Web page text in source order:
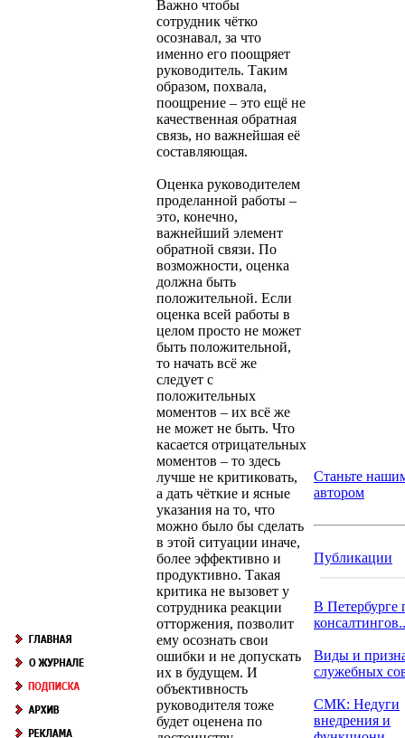
Важно чтобы
сотрудник чётко
осознавал, за что
именно его поощряет
руководитель. Таким
образом, похвала,
поощрение – это ещё не
качественная обратная
связь, но важнейшая её
составляющая.
Оценка руководителем
проделанной работы –
это, конечно,
важнейший элемент
обратной связи. По
возможности, оценка
должна быть
положительной. Если
оценка всей работы в
целом просто не может
быть положительной,
то начать всё же
следует с
положительных
моментов – их всё же
не может не быть. Что
касается отрицательных
моментов – то здесь
лучше не критиковать,
а дать чёткие и ясные
указания на то, что
можно было бы сделать
в этой ситуации иначе,
более эффективно и
продуктивно. Такая
критика не вызовет у
сотрудника реакции
отторжения, позволит
ему осознать свои
ошибки и не допускать
их в будущем. И
объективность
руководителя тоже
будет оценена по
Станьте
автором
Публикации
В Петербурге
Виды и
служебных
СМК: Недуги
внедрения и